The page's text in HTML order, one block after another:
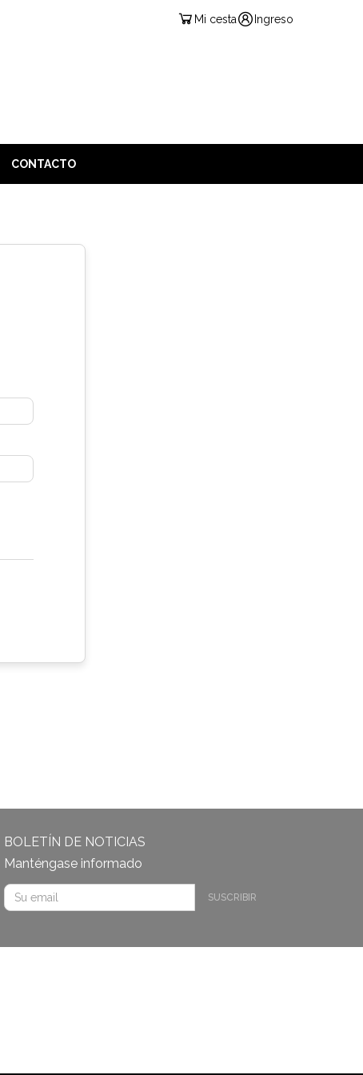
Mi cesta Ingreso
CONTACTO
BOLETÍN DE NOTICIAS
Manténgase informado
SUSCRIBIR